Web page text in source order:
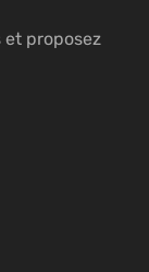
et proposez